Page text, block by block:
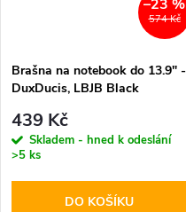
574 Kč
–23 %
Brašna na notebook do 13.9" -
DuxDucis, LBJB Black
439 Kč
Skladem - hned k odeslání
>5 ks
DO KOŠÍKU